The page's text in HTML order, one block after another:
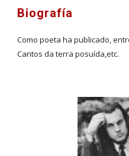
Biografía
Como poeta ha publicado,
Cantos da terra posuída,etc.